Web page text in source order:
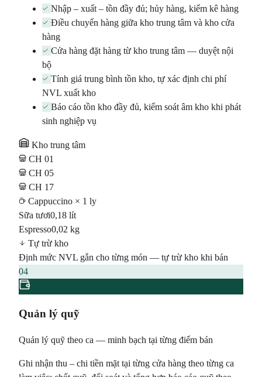
Nhập – xuất – tồn đầy đủ; hủy hàng, kiểm kê hàng
Điều chuyển hàng giữa kho trung tâm và kho cửa
hàng
Cửa hàng đặt hàng từ kho trung tâm — duyệt nội
bộ
Tính giá trung bình tồn kho, tự xác định chi phí
NVL xuất kho
Báo cáo tồn kho đầy đủ, kiểm soát âm kho khi phát
sinh nghiệp vụ
Kho trung tâm
CH 01
CH 05
CH 17
Cappuccino × 1 ly
Sữa tươi0,18 lít
Espresso0,02 kg
Tự trừ kho
Định mức NVL gắn cho từng món — tự trừ kho khi bán
04
Quản lý quỹ
Quản lý quỹ theo ca — minh bạch tại từng điểm bán
Ghi nhận thu – chi tiền mặt tại từng cửa hàng theo từng ca